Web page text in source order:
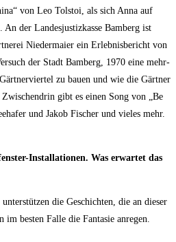
von Leo Tol­stoi, als sich Anna auf
der Lan­des­jus­tiz­kas­se Bam­berg ist
Nie­der­mai­er ein Erleb­nis­be­richt von
der Stadt Bam­berg, 1970 eine mehr­
zu bau­en und wie die Gärt­ner
gibt es einen Song von „Be
und Jakob Fischer und vie­les mehr.
Instal­la­tio­nen. Was erwar­tet das
die Geschich­ten, die an die­ser
im bes­ten Fal­le die Fan­ta­sie anregen.